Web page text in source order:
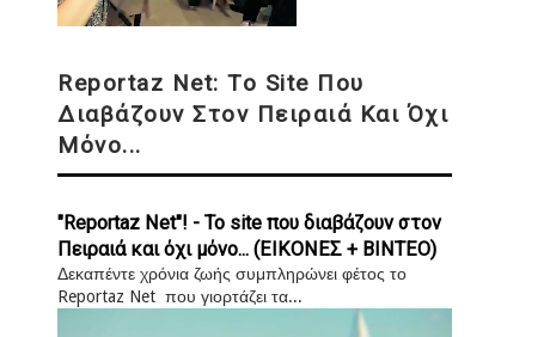
Reportaz Net: Το Site Που
Διαβάζουν Στον Πειραιά Και Όχι
Μόνο...
"Reportaz Net"! - Το site που διαβάζουν στον
Πειραιά και όχι μόνο... (ΕΙΚΟΝΕΣ + ΒΙΝΤΕΟ)
Δεκαπέντε χρόνια ζωής συμπληρώνει φέτος το
Reportaz Net που γιορτάζει τα...